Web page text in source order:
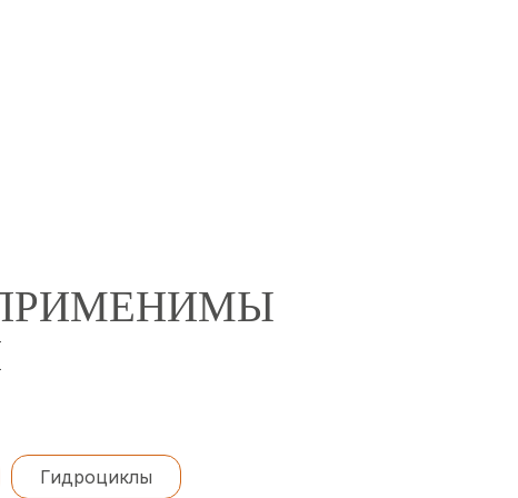
ПРИМЕНИМЫ
Гидроциклы